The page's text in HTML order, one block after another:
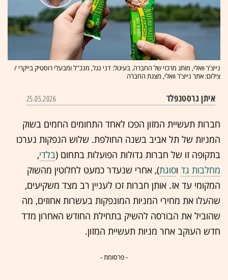
נייצ'ר וואלי, מותג מרכזי של החברה. בעיגול: דני נגל, מנכ''ל ומבעלי רוסטיק בייקרי /
צילום: אתר נייצ'ר וואלי, מצגת החברה
איתן גרסטנפלד 25.05.2026
חברות תעשיית המזון הפכו לאחד התחומים החמים בשוק
המניות של תל אביב בשנה החולפת. שלוש הנפקות נערכו
בתקופה זו של חברות גדולות הפועלות בתחום (בלדי,
מחלבות גד וסוגת), אחרי שנעדר כמעט לחלוטין מהשוק
המקומי עד אז. אותן חברות זכו לעניין רב מצד משקיעים,
שהעלו את מחירי המניות המונפקות בעשרות אחוזים, מה
שהוביל את הבורסה להשיק בתחילת החודש האחרון מדד
חדש העוקב אחר מניות תעשיית המזון.
- פרסומת -